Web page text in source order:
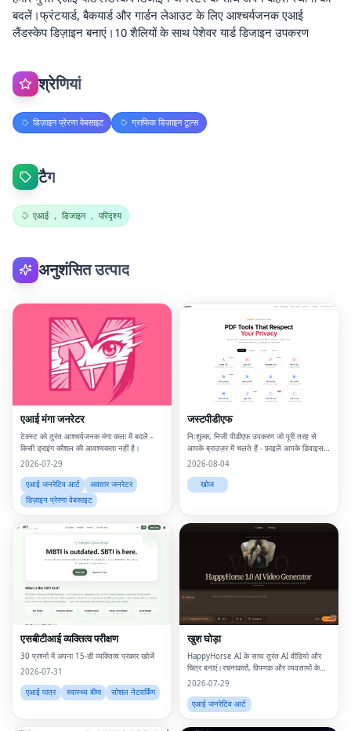
बदलें।फ्रंटयार्ड, बैकयार्ड और गार्डन लेआउट के लिए आश्चर्यजनक एआई
लैंडस्केप डिज़ाइन बनाएं।10 शैलियों के साथ पेशेवर यार्ड डिजाइन उपकरण
श्रेणियां
डिज़ाइन प्रेरणा वेबसाइट ग्राफिक डिज़ाइन टूल्स
टैग
एआई ， डिजाइन ， परिदृश्य
अनुशंसित उत्पाद
एआई मंगा जनरेटर
टेक्स्ट को तुरंत आश्चर्यजनक मंगा कला में बदलें -
किसी ड्राइंग कौशल की आवश्यकता नहीं है।
2026-07-29
एआई जनरेटिव आर्ट
अवतार जनरेटर
डिज़ाइन प्रेरणा वेबसाइट
जस्टपीडीएफ
निःशुल्क, निजी पीडीएफ उपकरण जो पूरी तरह से
आपके ब्राउज़र में चलते हैं - फ़ाइलें आपके डिवाइस
को कभी नहीं छोड़ती हैं।
2026-08-04
खोज
एसबीटीआई व्यक्तित्व परीक्षण
30 प्रश्नों में अपना 15-डी व्यक्तित्व प्रकार खोजें
2026-07-31
एआई पात्र
स्वास्थ्य बीमा सोशल नेटवर्किंग
खुश घोड़ा
HappyHorse AI के साथ तुरंत AI वीडियो और
चित्र बनाएं।रचनाकारों, विपणक और व्यवसायों के
लिए एक शक्तिशाली टेक्स्ट-टू-वीडियो और छवि निर्माण
2026-07-29
एआई जनरेटिव आर्ट